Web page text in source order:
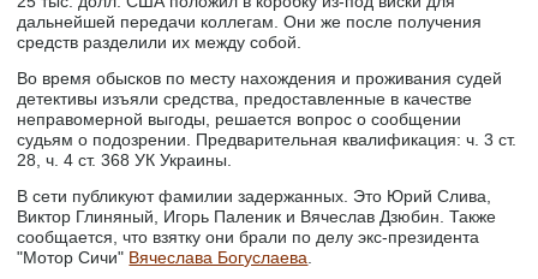
дальнейшей передачи коллегам. Они же после получения
средств разделили их между собой.
Во время обысков по месту нахождения и проживания судей
детективы изъяли средства, предоставленные в качестве
неправомерной выгоды, решается вопрос о сообщении
судьям о подозрении. Предварительная квалификация: ч. 3 ст.
28, ч. 4 ст. 368 УК Украины.
В сети публикуют фамилии задержанных. Это Юрий Слива,
Виктор Глиняный, Игорь Паленик и Вячеслав Дзюбин. Также
сообщается, что взятку они брали по делу экс-президента
"Мотор Сичи" Вячеслава Богуслаева